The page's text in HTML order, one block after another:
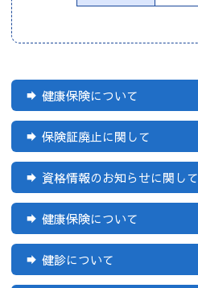
健康保険について
保険証廃止に関して
資格情報のお知らせに関して
健康保険について
健診について